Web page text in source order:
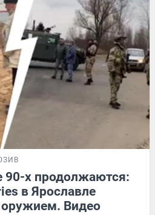
90-х продолжаются:
в Ярославле
Видео